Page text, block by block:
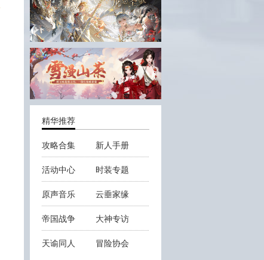
精华推荐
攻略合集 新人手册
活动中心 时装专题
原声音乐 云垂家缘
帝国战争 大神专访
天谕同人 冒险协会